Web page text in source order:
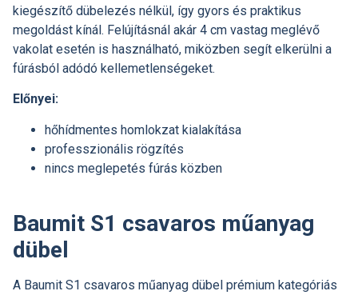
kiegészítő dübelezés nélkül, így gyors és praktikus
megoldást kínál. Felújításnál akár 4 cm vastag meglévő
vakolat esetén is használható, miközben segít elkerülni a
fúrásból adódó kellemetlenségeket.
Előnyei:
hőhídmentes homlokzat kialakítása
professzionális rögzítés
nincs meglepetés fúrás közben
Baumit S1 csavaros műanyag
dübel
A Baumit S1 csavaros műanyag dübel prémium kategóriás